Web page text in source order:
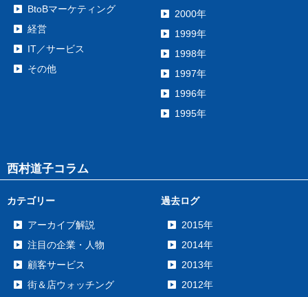
BtoBマーケティング
経営
IT／サービス
その他
2000年
1999年
1998年
1997年
1996年
1995年
西村道子コラム
カテゴリー
アーカイブ解説
注目の企業・人物
顧客サービス
街＆店ウォッチング
過去ログ
2015年
2014年
2013年
2012年